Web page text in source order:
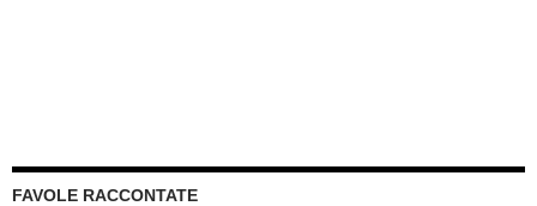
FAVOLE RACCONTATE